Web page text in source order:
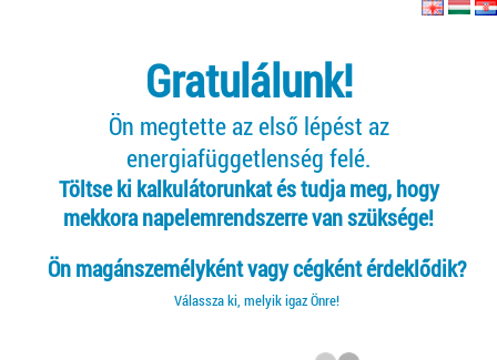
Gratulálunk!
Ön megtette az első lépést az
energiafüggetlenség felé.
Töltse ki kalkulátorunkat és tudja meg, hogy
mekkora napelemrendszerre van szüksége!
Ön magánszemélyként vagy cégként érdeklődik?
Válassza ki, melyik igaz Önre!